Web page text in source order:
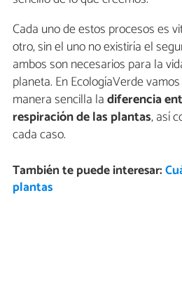
Cada uno de estos procesos es
otro, sin el uno no existiría el
ambos son necesarios para la
planeta. En EcologíaVerde
manera sencilla ladiferencia
respiración de las plantas, así
cada caso.
También te puede interesar:
plantas